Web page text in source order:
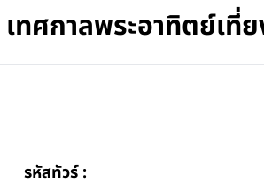
ทศกาลพระอาทิตย์เที่
รหัสทัวร์ :